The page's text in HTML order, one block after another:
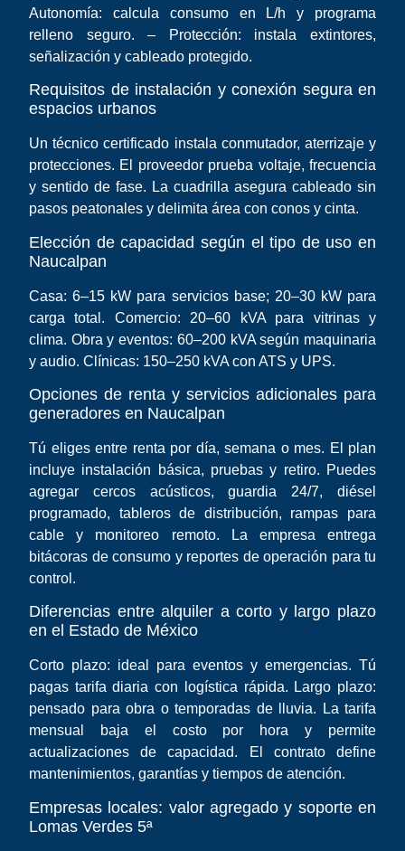
Autonomía: calcula consumo en L/h y programa
relleno seguro. – Protección: instala extintores,
señalización y cableado protegido.
Requisitos de instalación y conexión segura en
espacios urbanos
Un técnico certificado instala conmutador, aterrizaje y
protecciones. El proveedor prueba voltaje, frecuencia
y sentido de fase. La cuadrilla asegura cableado sin
pasos peatonales y delimita área con conos y cinta.
Elección de capacidad según el tipo de uso en
Naucalpan
Casa: 6–15 kW para servicios base; 20–30 kW para
carga total. Comercio: 20–60 kVA para vitrinas y
clima. Obra y eventos: 60–200 kVA según maquinaria
y audio. Clínicas: 150–250 kVA con ATS y UPS.
Opciones de renta y servicios adicionales para
generadores en Naucalpan
Tú eliges entre renta por día, semana o mes. El plan
incluye instalación básica, pruebas y retiro. Puedes
agregar cercos acústicos, guardia 24/7, diésel
programado, tableros de distribución, rampas para
cable y monitoreo remoto. La empresa entrega
bitácoras de consumo y reportes de operación para tu
control.
Diferencias entre alquiler a corto y largo plazo
en el Estado de México
Corto plazo: ideal para eventos y emergencias. Tú
pagas tarifa diaria con logística rápida. Largo plazo:
pensado para obra o temporadas de lluvia. La tarifa
mensual baja el costo por hora y permite
actualizaciones de capacidad. El contrato define
mantenimientos, garantías y tiempos de atención.
Empresas locales: valor agregado y soporte en
Lomas Verdes 5ª